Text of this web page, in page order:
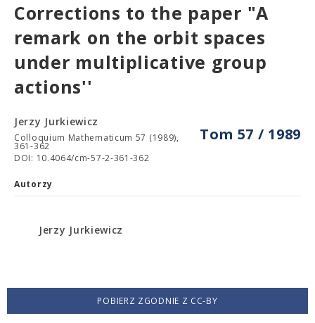
Corrections to the paper "A
remark on the orbit spaces
under multiplicative group
actions''
Tom 57 / 1989
Jerzy Jurkiewicz
Colloquium Mathematicum 57 (1989),
361-362
DOI: 10.4064/cm-57-2-361-362
Autorzy
Jerzy Jurkiewicz
POBIERZ ZGODNIE Z CC-BY